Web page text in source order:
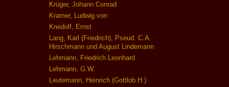
Krüger, Johann Conrad
Kramer, Ludwig von
Kreidolf, Ernst
Lang, Karl (Friedrich), Pseud. C.A.
Hirschmann und August Lindemann
Lehmann, Friedrich Leonhard
Lehmann, G.W.
Leutemann, Heinrich (Gottlob H.)